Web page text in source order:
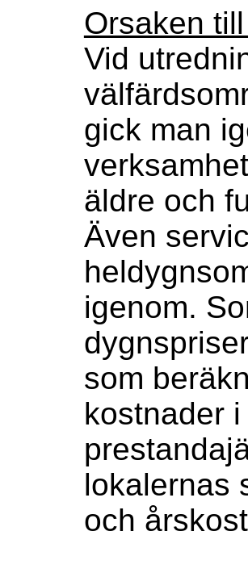
Orsaken
Vid
gick man
äldre och
Även
igenom.
som
kostnader
lokalernas
och